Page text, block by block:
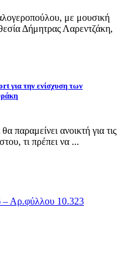
με μουσική
Δήμητρας Λαρεντζάκη,
για την ενίσχυση των
ανοικτή για τις
τι πρέπει να ...
– Αρ.φύλλου 10.323